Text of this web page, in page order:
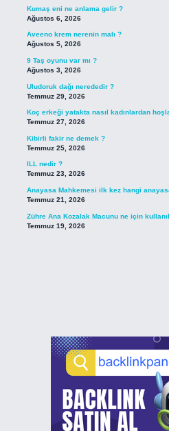
Kumaş eni ne anlama gelir ?
Ağustos 6, 2026
Aveeno krem nerenin malı ?
Ağustos 5, 2026
9 Taş oyunu var mı ?
Ağustos 3, 2026
Uludoruk dağı nerededir ?
Temmuz 29, 2026
Koç erkeği yatakta nasıl kadınlardan
Temmuz 27, 2026
Kibirli fakir ne demek ?
Temmuz 25, 2026
ILL nedir ?
Temmuz 23, 2026
Anayasa Mahkemesi ilk kez hangi
Temmuz 21, 2026
Zühre Ana Kozalak Macunu ne için
Temmuz 19, 2026